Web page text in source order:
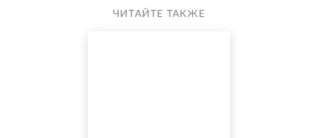
ЧИТАЙТЕ ТАКЖЕ